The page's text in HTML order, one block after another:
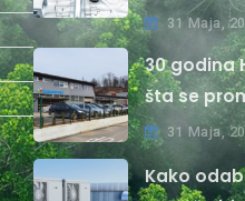
31 Maja,
30 godina
šta se
31 Maja,
Kako